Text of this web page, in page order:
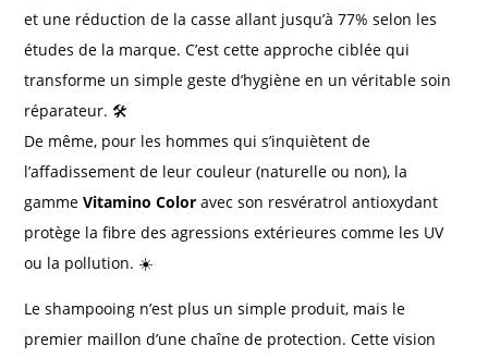
et une réduction de la casse allant jusqu’à 77% selon les
études de la marque. C’est cette approche ciblée qui
transforme un simple geste d’hygiène en un véritable soin
réparateur. 🛠️
De même, pour les hommes qui s’inquiètent de
l’affadissement de leur couleur (naturelle ou non), la
gammeVitamino Color avec son resvératrol antioxydant
protège la fibre des agressions extérieures comme les UV
ou la pollution. ☀️
Le shampooing n’est plus un simple produit, mais le
premier maillon d’une chaîne de protection. Cette vision